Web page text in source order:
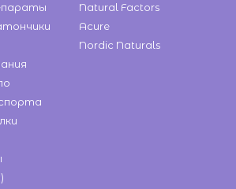
Natural Factors
Acure
Nordic Naturals